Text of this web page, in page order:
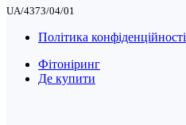
UA/4373/04/01
Політика конфіденційності
Фітоніринг
Де купити